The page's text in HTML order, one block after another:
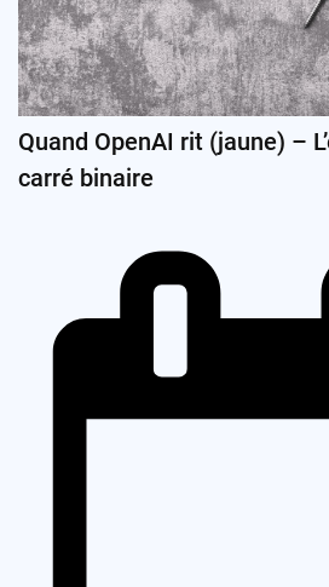
Quand OpenAI rit (jaune) –
carré binaire